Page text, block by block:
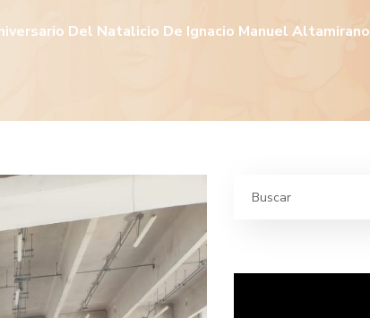
Del Natalicio De Ignacio Manuel Altamirano